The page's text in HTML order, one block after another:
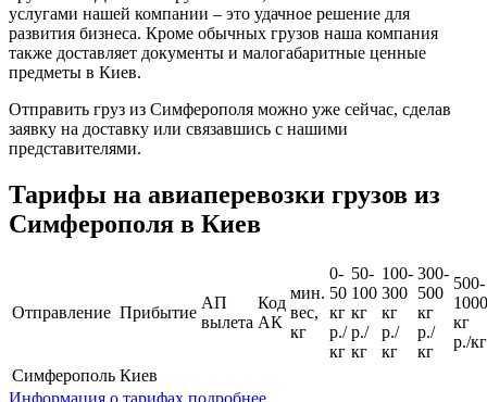
услугами нашей компании – это удачное решение для
развития бизнеса. Кроме обычных грузов наша компания
также доставляет документы и малогабаритные ценные
предметы в Киев.
Отправить груз из Симферополя можно уже сейчас, сделав
заявку на доставку или связавшись с нашими
представителями.
Тарифы на авиаперевозки грузов из
Симферополя в Киев
Отправление Прибытие
АП
вылета
Код
АК
мин.
вес,
кг
0-
50
кг
р./
кг
50-
100
кг
р./
кг
100-
300
кг
р./
кг
300-
500
кг
р./
кг
500-
1000
кг
р./кг
Симферополь Киев
Информация о тарифах подробнее